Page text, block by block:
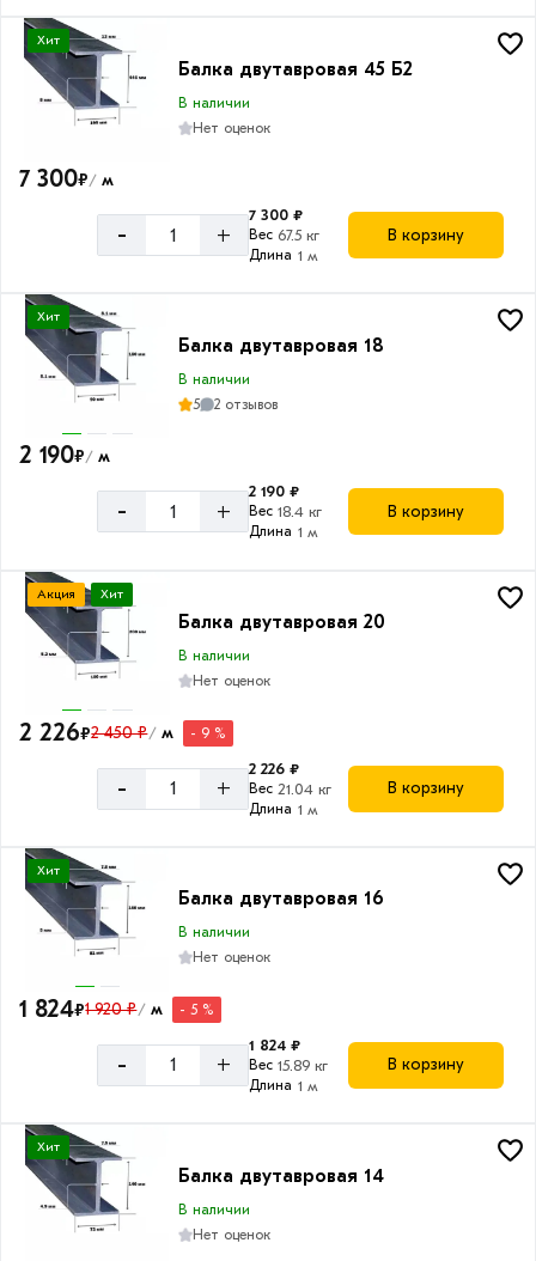
Хит
Балка двутавровая 45 Б2
В наличии
Нет оценок
7 300₽/ м
- +
7 300 ₽
Вес 67.5 кг
Длина 1 м
В корзину
Хит
Балка двутавровая 18
В наличии
5
2 отзывов
2 190₽/ м
- +
2 190 ₽
Вес 18.4 кг
Длина 1 м
В корзину
Акция Хит
Балка двутавровая 20
В наличии
Нет оценок
2 226₽2 450 ₽/ м - 9 %
- +
2 226 ₽
Вес 21.04 кг
Длина 1 м
В корзину
Хит
Балка двутавровая 16
В наличии
Нет оценок
1 824₽1 920 ₽/ м - 5 %
- +
1 824 ₽
Вес 15.89 кг
Длина 1 м
В корзину
Хит
Балка двутавровая 14
В наличии
Нет оценок